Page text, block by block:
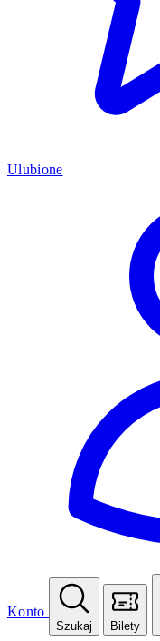
Ulubione
Konto
Szukaj Bilety